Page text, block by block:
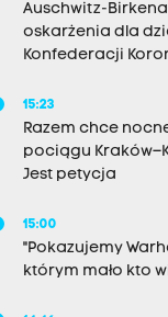
Auschwitz-
oskarżenia dla
Konfederacji
15:23
Razem chce
pociągu
Jest petycja
15:00
"Pokazujemy
którym mało kto